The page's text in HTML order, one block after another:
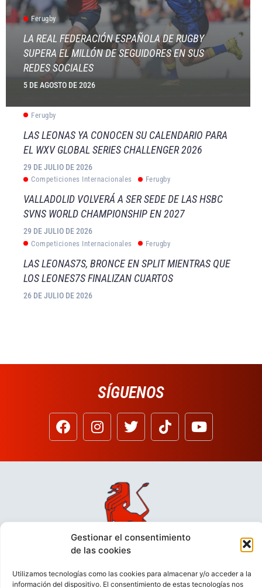
Gestionar el consentimiento
de las cookies
Utilizamos tecnologías como las cookies para almacenar y/o acceder a la
información del dispositivo. El consentimiento de estas tecnologías nos
Ferugby
LA REAL FEDERACIÓN ESPAÑOLA DE RUGBY
SUPERA EL MILLÓN DE SEGUIDORES EN SUS
REDES SOCIALES
5 DE AGOSTO DE 2026
Ferugby
LAS LEONAS YA CONOCEN SU CALENDARIO PARA
EL WXV GLOBAL SERIES CHALLENGER 2026
29 DE JULIO DE 2026
Competiciones Internacionales Ferugby
VALLADOLID VOLVERÁ A SER SEDE DE LAS HSBC
SVNS WORLD CHAMPIONSHIP EN 2027
29 DE JULIO DE 2026
Competiciones Internacionales Ferugby
LAS LEONAS7S, BRONCE EN SPLIT MIENTRAS QUE
LOS LEONES7S FINALIZAN CUARTOS
26 DE JULIO DE 2026
SÍGUENOS